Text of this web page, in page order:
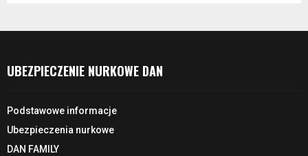
UBEZPIECZENIE NURKOWE DAN
Podstawowe informacje
Ubezpieczenia nurkowe
DAN FAMILY